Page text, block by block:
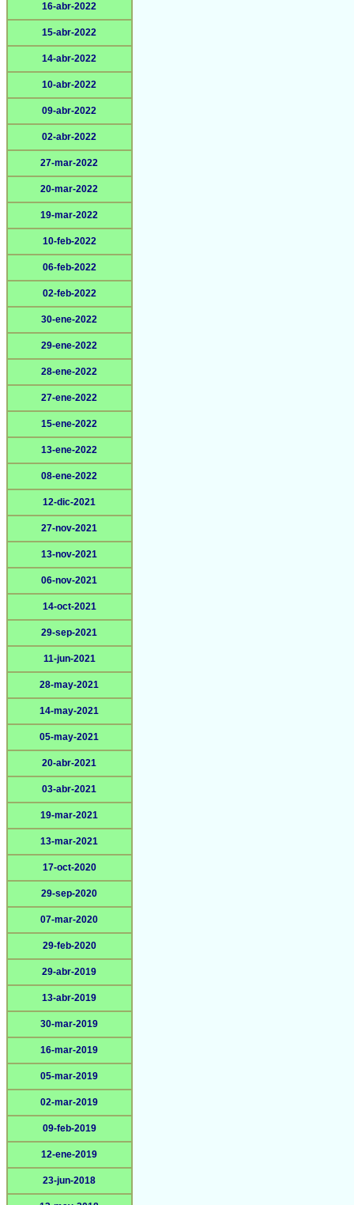
16-abr-2022
15-abr-2022
14-abr-2022
10-abr-2022
09-abr-2022
02-abr-2022
27-mar-2022
20-mar-2022
19-mar-2022
10-feb-2022
06-feb-2022
02-feb-2022
30-ene-2022
29-ene-2022
28-ene-2022
27-ene-2022
15-ene-2022
13-ene-2022
08-ene-2022
12-dic-2021
27-nov-2021
13-nov-2021
06-nov-2021
14-oct-2021
29-sep-2021
11-jun-2021
28-may-2021
14-may-2021
05-may-2021
20-abr-2021
03-abr-2021
19-mar-2021
13-mar-2021
17-oct-2020
29-sep-2020
07-mar-2020
29-feb-2020
29-abr-2019
13-abr-2019
30-mar-2019
16-mar-2019
05-mar-2019
02-mar-2019
09-feb-2019
12-ene-2019
23-jun-2018